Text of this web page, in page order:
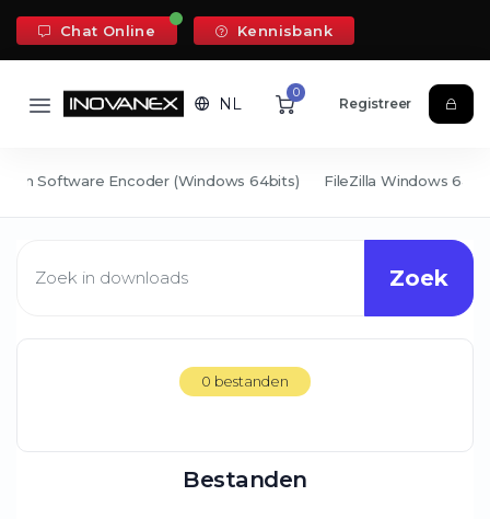
Chat Online Kennisbank
NL
0
Registreer
Software Encoder (Windows 64bits) FileZilla Windows
Zoek
0 bestanden
Bestanden